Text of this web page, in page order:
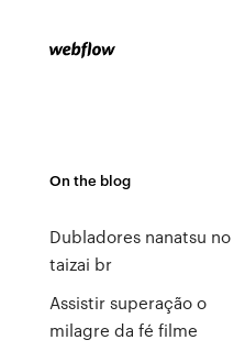
On the blog
Dubladores nanatsu no
taizai br
Assistir superação o
milagre da fé filme